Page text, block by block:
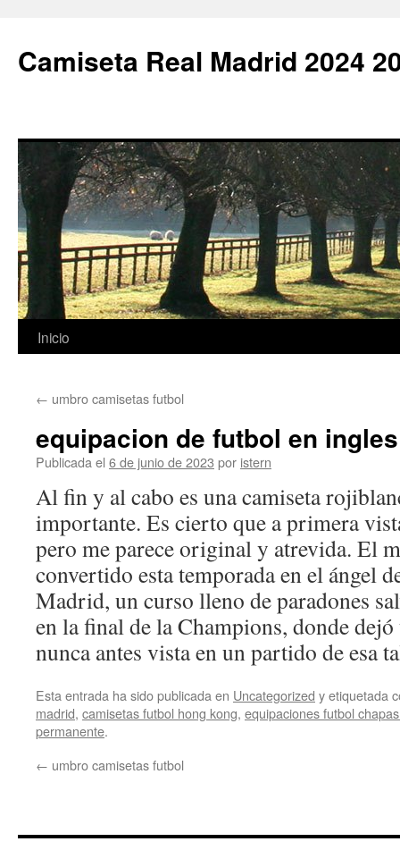
Camiseta Real Madrid 2024
Saltar
contenido
Inicio
← umbro camisetas futbol
equipacion de futbol en ingles
Publicada el 6 de junio de 2023 por istern
Al fin y al cabo es una camiseta
importante. Es cierto que a primera
pero me parece original y atrevida. El
convertido esta temporada en el ángel
Madrid, un curso lleno de paradones
en la final de la Champions, donde
nunca antes vista en un partido de esa
Esta entrada ha sido publicada en Uncategorized y etiquetada
madrid, camisetas futbol hong kong, equipaciones futbol
permanente.
← umbro camisetas futbol